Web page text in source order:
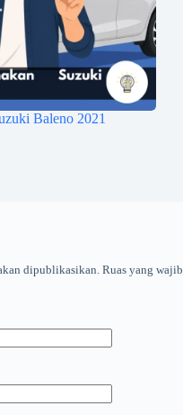
Baleno 2021
dipublikasikan. Ruas yang wajib